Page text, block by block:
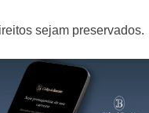
sejam preservados.